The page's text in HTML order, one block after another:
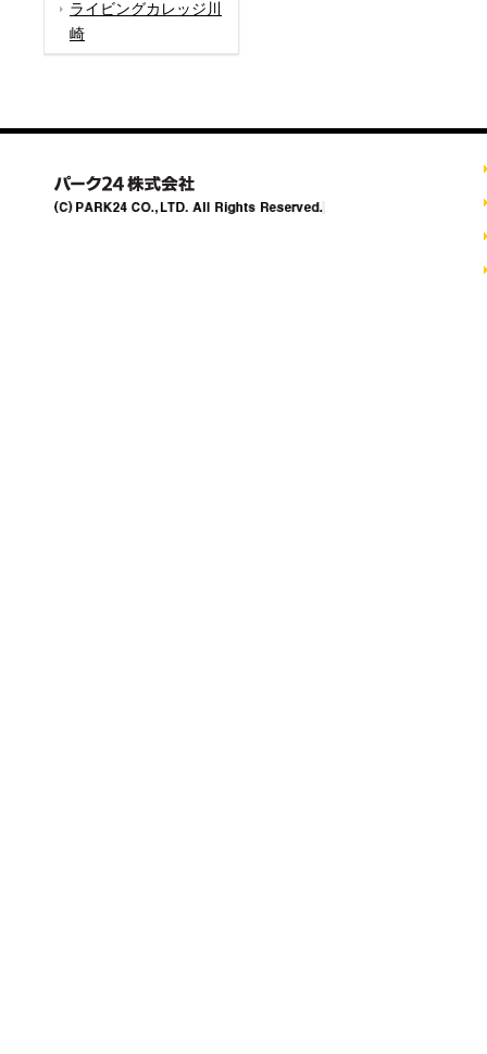
ライビングカレッジ川
崎